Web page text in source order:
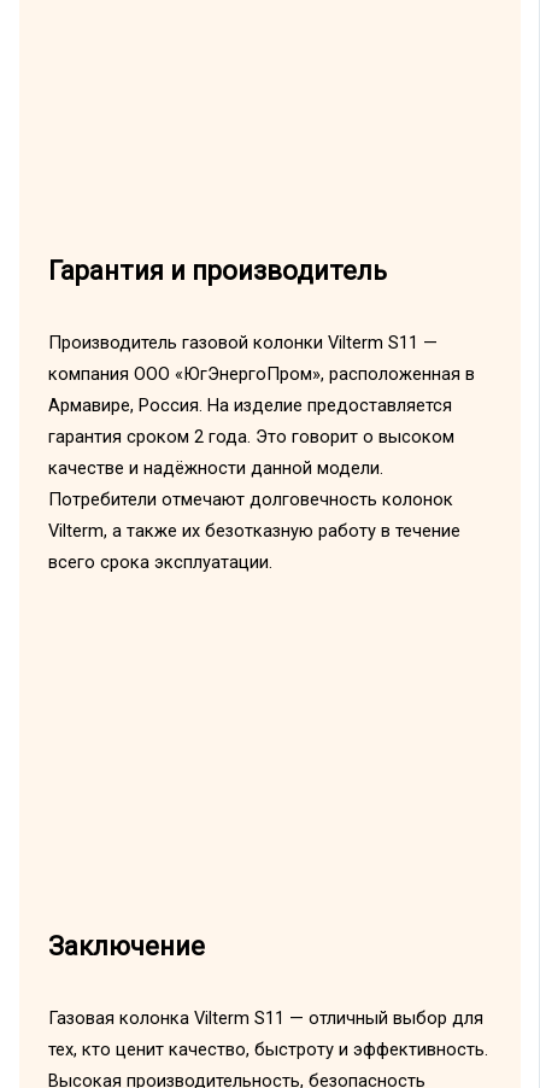
Гарантия и производитель
Производитель газовой колонки Vilterm S11 —
компания ООО «ЮгЭнергоПром», расположенная в
Армавире, Россия. На изделие предоставляется
гарантия сроком 2 года. Это говорит о высоком
качестве и надёжности данной модели.
Потребители отмечают долговечность колонок
Vilterm, а также их безотказную работу в течение
всего срока эксплуатации.
Заключение
Газовая колонка Vilterm S11 — отличный выбор для
тех, кто ценит качество, быстроту и эффективность.
Высокая производительность, безопасность